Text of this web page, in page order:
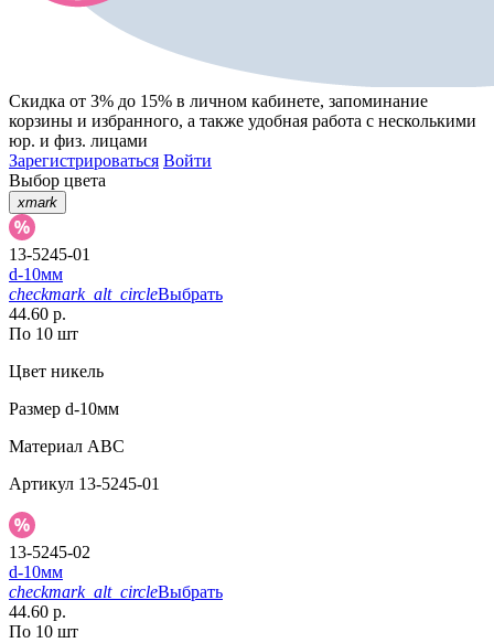
Скидка от 3% до 15% в личном кабинете, запоминание
корзины и избранного, а также удобная работа с несколькими
юр. и физ. лицами
Зарегистрироваться Войти
Выбор цвета
xmark
13-5245-01
d-10мм
checkmark_alt_circleВыбрать
44.60 р.
По 10 шт
Цвет никель
Размер d-10мм
Материал АВС
Артикул 13-5245-01
13-5245-02
d-10мм
checkmark_alt_circleВыбрать
44.60 р.
По 10 шт